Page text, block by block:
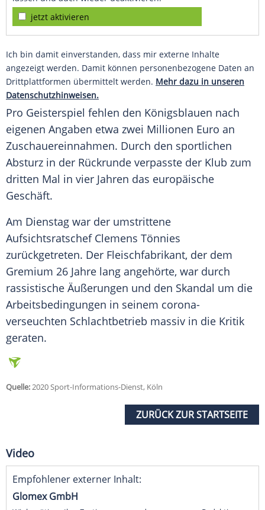
jetzt aktivieren
Ich bin damit einverstanden, dass mir externe Inhalte
angezeigt werden. Damit können personenbezogene Daten an
Drittplattformen übermittelt werden. Mehr dazu in unseren
Datenschutzhinweisen.
Pro Geisterspiel fehlen den Königsblauen nach
eigenen Angaben etwa zwei Millionen Euro an
Zuschauereinnahmen. Durch den sportlichen
Absturz in der Rückrunde verpasste der Klub zum
dritten Mal in vier Jahren das europäische
Geschäft.
Am Dienstag war der umstrittene
Aufsichtsratschef Clemens Tönnies
zurückgetreten. Der Fleischfabrikant, der dem
Gremium 26 Jahre lang angehörte, war durch
rassistische Äußerungen und den Skandal um die
Arbeitsbedingungen in seinem corona-
verseuchten Schlachtbetrieb massiv in die Kritik
geraten.
Quelle:2020 Sport-Informations-Dienst, Köln
ZURÜCK ZUR STARTSEITE
Video
Empfohlener externer Inhalt:
Glomex GmbH